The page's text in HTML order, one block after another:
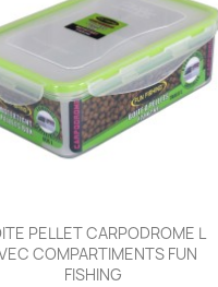
Aperçu rapide
PELLET CARPODROME L
COMPARTIMENTS FUN
FISHING